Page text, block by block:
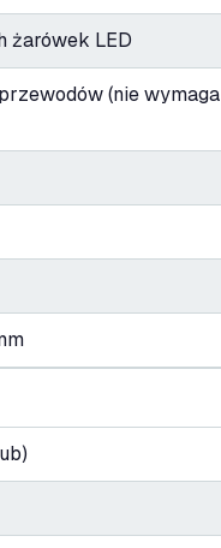
żarówek LED
(nie wymaga